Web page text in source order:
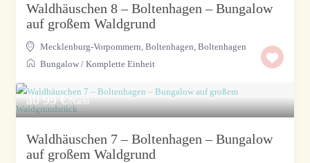
Waldhäuschen 8 – Boltenhagen – Bungalow
auf großem Waldgrund
Mecklenburg-Vorpommern, Boltenhagen,Boltenhagen
Bungalow /Komplette Einheit
ab 99 €/Nacht
Waldhäuschen 7 – Boltenhagen – Bungalow
auf großem Waldgrund